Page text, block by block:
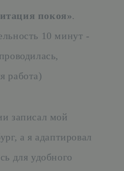
покоя».
10 минут -
работа)
записал мой
а я адаптировал
для удобного